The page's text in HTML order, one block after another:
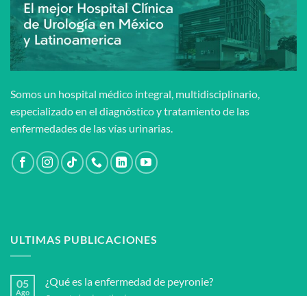
Somos un hospital médico integral, multidisciplinario,
especializado en el diagnóstico y tratamiento de las
enfermedades de las vías urinarias.
ULTIMAS PUBLICACIONES
05
Ago
¿Qué es la enfermedad de peyronie?